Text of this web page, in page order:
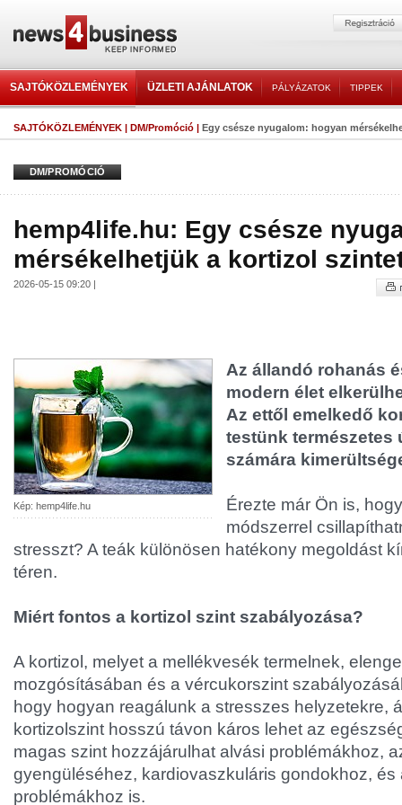
SAJTÓKÖZLEMÉNYEK ÜZLETI AJÁNLATOK PÁLYÁZATOK TIPPEK
SAJTÓKÖZLEMÉNYEK | DM/Promóció | Egy csésze nyugalom: hogyan
DM/PROMÓCIÓ
hemp4life.hu: Egy csésze
mérsékelhetjük a kortizol
2026-05-15 09:20 |
Kép: hemp4life.hu
Az állandó rohanás
modern élet
Az ettől emelkedő
testünk természetes
számára
Érezte már Ön is,
módszerrel
stresszt? A teák különösen hatékony megoldást
téren.
Miért fontos a kortizol szint szabályozása?
A kortizol, melyet a mellékvesék termelnek,
mozgósításában és a vércukorszint
hogy hogyan reagálunk a stresszes helyzetekre,
kortizolszint hosszú távon káros lehet az
magas szint hozzájárulhat alvási problémákhoz,
gyengüléséhez, kardiovaszkuláris gondokhoz, és
problémákhoz is.